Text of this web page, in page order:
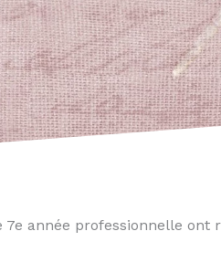
année professionnelle